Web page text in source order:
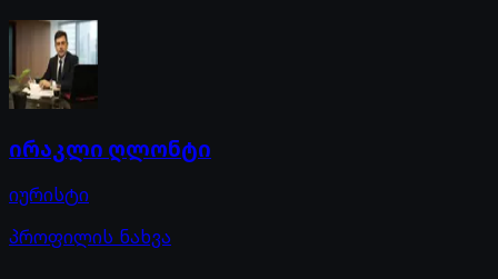
ირაკლი ღლონტი
იურისტი
პროფილის ნახვა